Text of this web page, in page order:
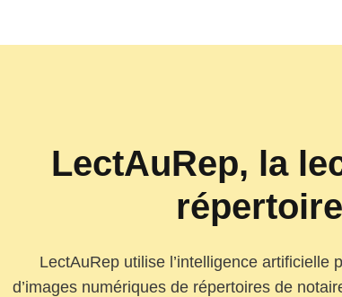
LectAuRep, la
LectAuRep utilise l’intelligence
d’images numériques de répertoires de